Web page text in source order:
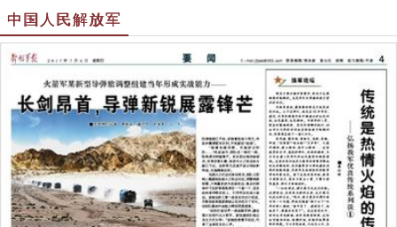
中国人民解放军